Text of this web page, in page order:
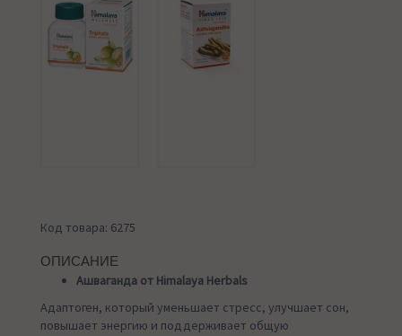
Код товара: 6275
ОПИСАНИЕ
Ашваганда от Himalaya Herbals
Адаптоген, который уменьшает стресс, улучшает сон,
повышает энергию и поддерживает общую